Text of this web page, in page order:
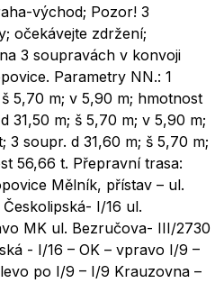
východ; Pozor! 3
očekávejte zdržení;
3 soupravách v konvoji
Parametry NN.: 1
5,70 m; v 5,90 m; hmotnost
31,50 m; š 5,70 m; v 5,90 m;
3 soupr. d 31,60 m; š 5,70 m;
56,66 t. Přepravní trasa:
Mělník, přístav – ul.
I/16 ul.
MK ul. Bezručova- III/2730
- I/16 – OK – vpravo I/9 –
po I/9 – I/9 Krauzovna –